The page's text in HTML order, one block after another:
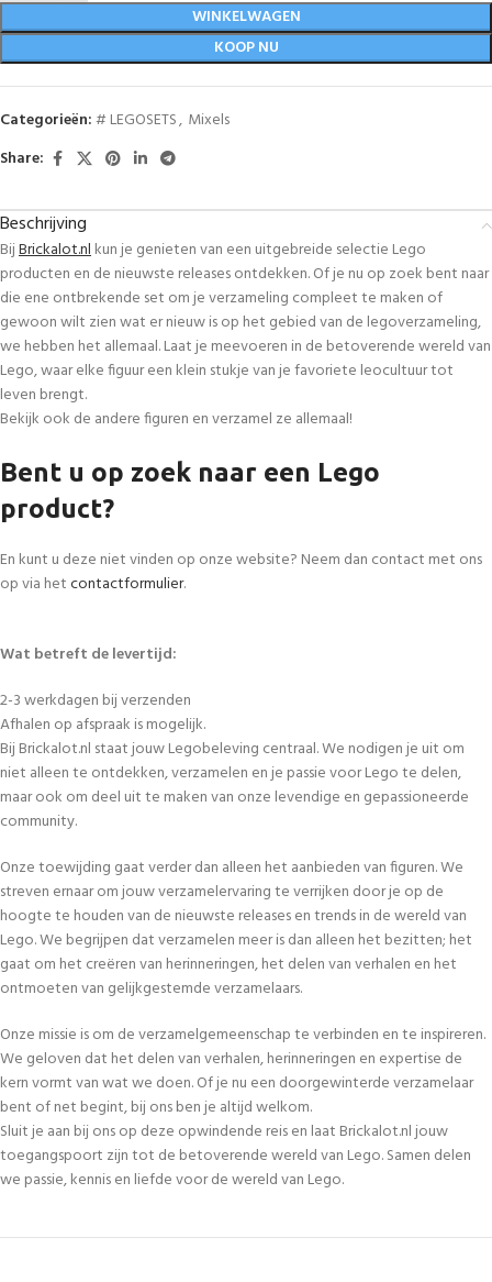
WINKELWAGEN
KOOP NU
Categorieën:# LEGOSETS, Mixels
Share:
Beschrijving
BijBrickalot.nlkun je genieten van een uitgebreide selectie Lego
producten en de nieuwste releases ontdekken. Of je nu op zoek bent naar
die ene ontbrekende set om je verzameling compleet te maken of
gewoon wilt zien wat er nieuw is op het gebied van de legoverzameling,
we hebben het allemaal. Laat je meevoeren in de betoverende wereld van
Lego, waar elke figuur een klein stukje van je favoriete leocultuur tot
leven brengt.
Bekijk ook de andere figuren en verzamel ze allemaal!
Bent u op zoek naar een Lego
product?
En kunt u deze niet vinden op onze website? Neem dan contact met ons
op via hetcontactformulier.
Wat betreft de levertijd:
2-3 werkdagen bij verzenden
Afhalen op afspraak is mogelijk.
Bij Brickalot.nl staat jouw Legobeleving centraal. We nodigen je uit om
niet alleen te ontdekken, verzamelen en je passie voor Lego te delen,
maar ook om deel uit te maken van onze levendige en gepassioneerde
community.
Onze toewijding gaat verder dan alleen het aanbieden van figuren. We
streven ernaar om jouw verzamelervaring te verrijken door je op de
hoogte te houden van de nieuwste releases en trends in de wereld van
Lego. We begrijpen dat verzamelen meer is dan alleen het bezitten; het
gaat om het creëren van herinneringen, het delen van verhalen en het
ontmoeten van gelijkgestemde verzamelaars.
Onze missie is om de verzamelgemeenschap te verbinden en te inspireren.
We geloven dat het delen van verhalen, herinneringen en expertise de
kern vormt van wat we doen. Of je nu een doorgewinterde verzamelaar
bent of net begint, bij ons ben je altijd welkom.
Sluit je aan bij ons op deze opwindende reis en laat Brickalot.nl jouw
toegangspoort zijn tot de betoverende wereld van Lego. Samen delen
we passie, kennis en liefde voor de wereld van Lego.